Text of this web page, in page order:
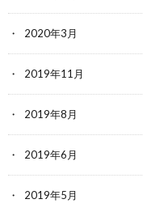
2020年3月
2019年11月
2019年8月
2019年6月
2019年5月